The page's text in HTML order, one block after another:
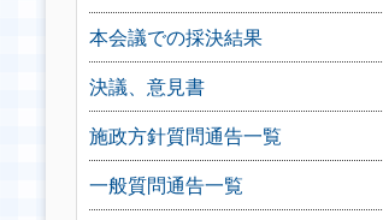
本会議での採決結果
決議、意見書
施政方針質問通告一覧
一般質問通告一覧